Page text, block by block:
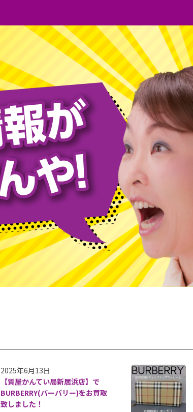
2025年6月13日
【質屋かんてい局新居浜店】で
BURBERRY(バーバリー)をお買取
致しました！